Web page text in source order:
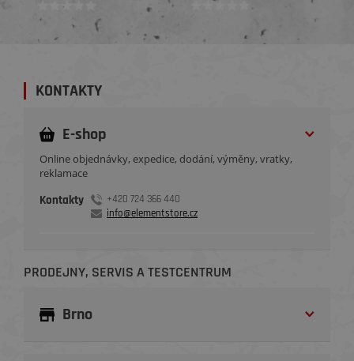
KONTAKTY
E-shop
Online objednávky, expedice, dodání, výměny, vratky,
reklamace
Kontakty
+420 724 366 440
info@elementstore.cz
PRODEJNY, SERVIS A TESTCENTRUM
Brno